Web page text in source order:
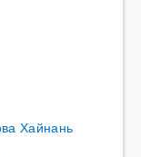
Хайнань